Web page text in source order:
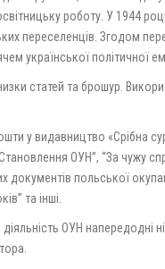
роботу. У 1944
переселенців. Згодом
української політичної
статей та брошур.
у видавництво «Срібна
ОУН”, “За чужу
польської
та інші.
ОУН напередодні